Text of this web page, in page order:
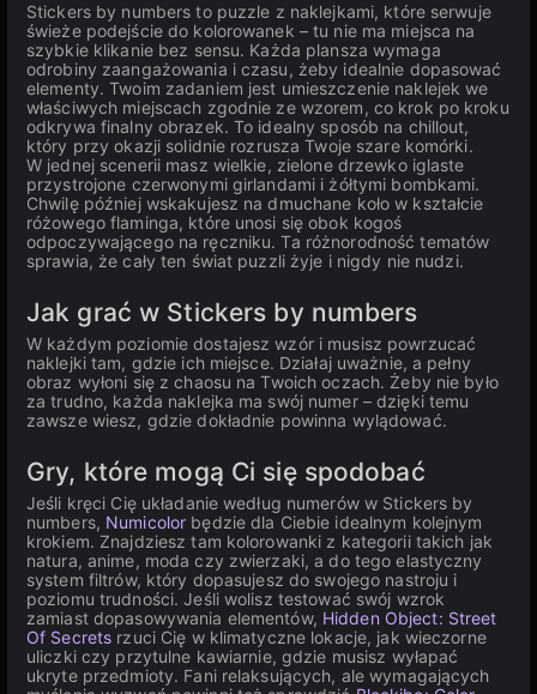
Stickers by numbers to puzzle z naklejkami, które serwuje
świeże podejście do kolorowanek – tu nie ma miejsca na
szybkie klikanie bez sensu. Każda plansza wymaga
odrobiny zaangażowania i czasu, żeby idealnie dopasować
elementy. Twoim zadaniem jest umieszczenie naklejek we
właściwych miejscach zgodnie ze wzorem, co krok po kroku
odkrywa finalny obrazek. To idealny sposób na chillout,
który przy okazji solidnie rozrusza Twoje szare komórki.
W jednej scenerii masz wielkie, zielone drzewko iglaste
przystrojone czerwonymi girlandami i żółtymi bombkami.
Chwilę później wskakujesz na dmuchane koło w kształcie
różowego flaminga, które unosi się obok kogoś
odpoczywającego na ręczniku. Ta różnorodność tematów
sprawia, że cały ten świat puzzli żyje i nigdy nie nudzi.
Jak grać w Stickers by numbers
W każdym poziomie dostajesz wzór i musisz powrzucać
naklejki tam, gdzie ich miejsce. Działaj uważnie, a pełny
obraz wyłoni się z chaosu na Twoich oczach. Żeby nie było
za trudno, każda naklejka ma swój numer – dzięki temu
zawsze wiesz, gdzie dokładnie powinna wylądować.
Gry, które mogą Ci się spodobać
Jeśli kręci Cię układanie według numerów w Stickers by
numbers, Numicolor będzie dla Ciebie idealnym kolejnym
krokiem. Znajdziesz tam kolorowanki z kategorii takich jak
natura, anime, moda czy zwierzaki, a do tego elastyczny
system filtrów, który dopasujesz do swojego nastroju i
poziomu trudności. Jeśli wolisz testować swój wzrok
zamiast dopasowywania elementów, Hidden Object: Street
Of Secrets rzuci Cię w klimatyczne lokacje, jak wieczorne
uliczki czy przytulne kawiarnie, gdzie musisz wyłapać
ukryte przedmioty. Fani relaksujących, ale wymagających